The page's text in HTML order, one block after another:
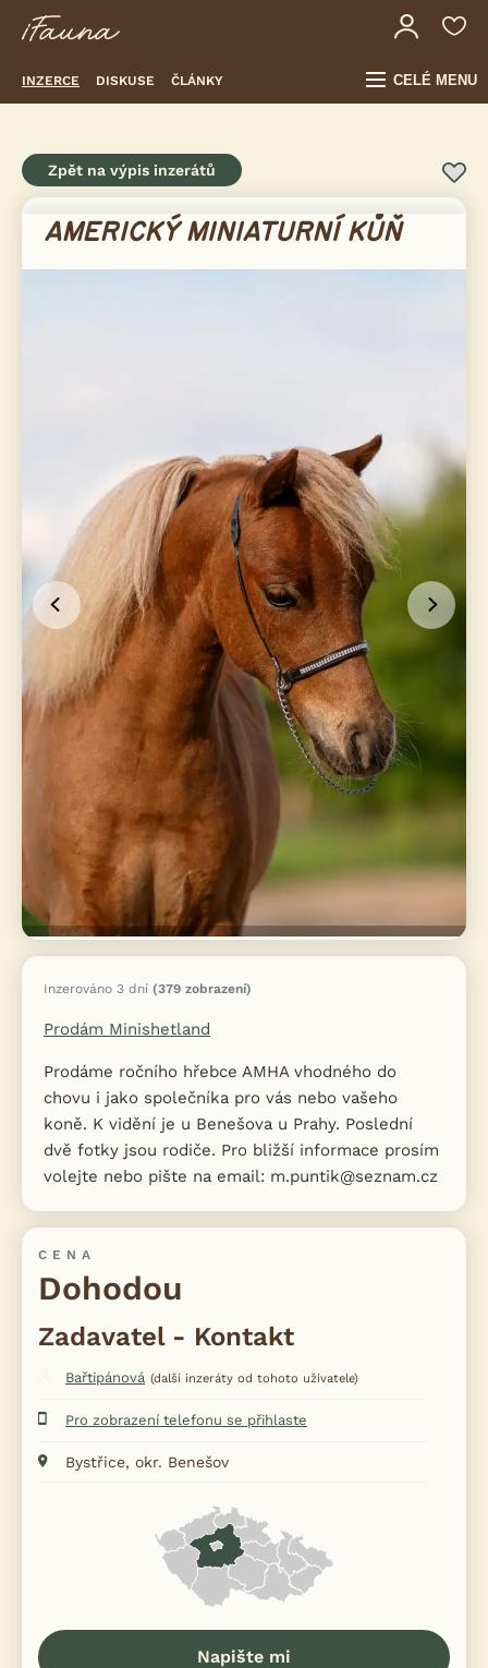
INZERCE DISKUSE ČLÁNKY CELÉ MENU
Zpět na výpis inzerátů
Inzerováno 3 dní (379 zobrazení)
Prodám Minishetland
Prodáme ročního hřebce AMHA vhodného do
chovu i jako společníka pro vás nebo vašeho
koně. K vidění je u Benešova u Prahy. Poslední
dvě fotky jsou rodiče. Pro bližší informace prosím
volejte nebo pište na email: m.puntik@seznam.cz
CENA
Dohodou
Zadavatel - Kontakt
Bařtipánová (další inzeráty od tohoto uživatele)
Pro zobrazení telefonu se přihlaste
Bystřice, okr. Benešov
Napište mi
AMERICKÝ MINIATURNÍ KŮŇ